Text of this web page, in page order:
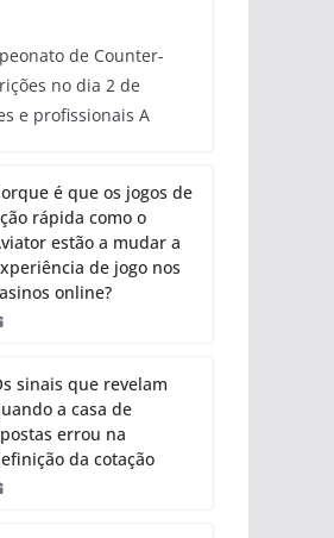
de Counter-
no dia 2 de
e profissionais A
é que os jogos de
rápida como o
estão a mudar a
de jogo nos
online?
sinais que revelam
a casa de
errou na
da cotação